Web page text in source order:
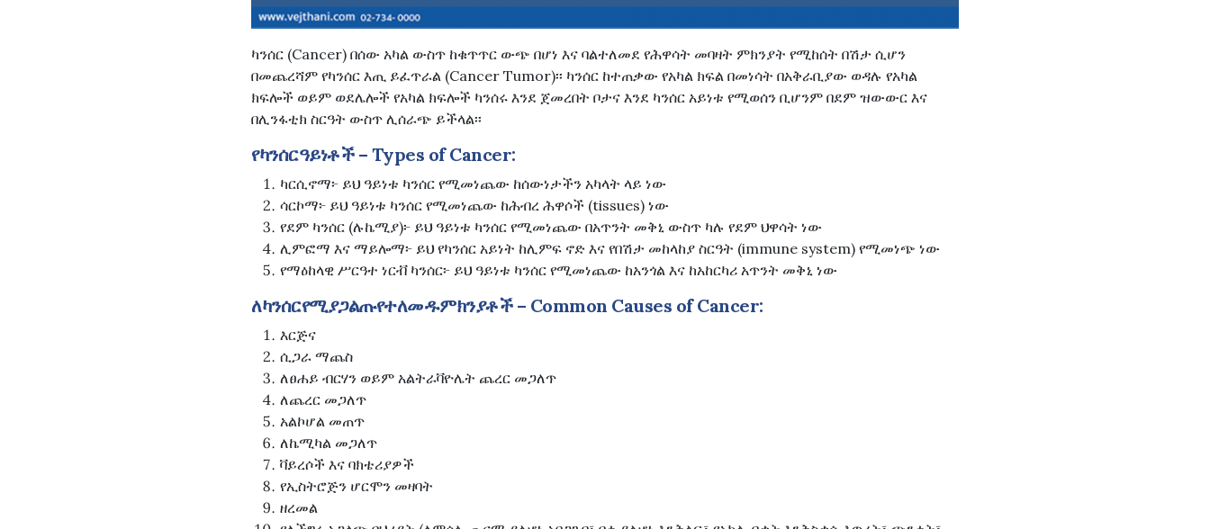
ካንሰር (Cancer) በሰው አካል ውስጥ ከቁጥጥር ውጭ በሆነ እና ባልተለመደ የሕዋሳት መባዛት ምክንያት የሚከሰት በሽታ ሲሆን
በመጨረሻም የካንሰር እጢ ይፈጥራል (Cancer Tumor)፡፡ ካንሰር ከተጠቃው የአካል ክፍል በመነሳት በአቅራቢያው ወዳሉ የአካል
ክፍሎች ወይም ወደሌሎች የአካል ክፍሎች ካንሰሩ እንደ ጀመረበት ቦታና እንደ ካንሰር አይነቱ የሚወሰን ቢሆንም በደም ዝውውር እና
በሊንፋቲክ ስርዓት ውስጥ ሊሰራጭ ይችላል፡፡
የካንሰርዓይነቶች – Types of Cancer:
ካርሲኖማ፦ ይህ ዓይነቱ ካንሰር የሚመነጨው ከሰውነታችን አካላት ላይ ነው
ሳርኮማ፦ ይህ ዓይነቱ ካንሰር የሚመነጨው ከሕብረ ሕዋሶች (tissues) ነው
የደም ካንሰር (ሉኬሚያ)፦ ይህ ዓይነቱ ካንሰር የሚመነጨው በአጥንት መቅኒ ውስጥ ካሉ የደም ህዋሳት ነው
ሊምፎማ እና ማይሎማ፦ ይህ የካንሰር አይነት ከሊምፍ ኖድ እና የበሽታ መከላከያ ስርዓት (immune system) የሚመነጭ ነው
የማዕከላዊ ሥርዓተ ነርቭ ካንሰር፦ ይህ ዓይነቱ ካንሰር የሚመነጨው ከአንጎል እና ከአከርካሪ አጥንት መቅኒ ነው
ለካንሰርየሚያጋልጡየተለመዱምክንያቶች – Common Causes of Cancer:
እርጅና
ሲጋራ ማጨስ
ለፀሐይ ብርሃን ወይም አልትራቫዮሌት ጨረር መጋለጥ
ለጨረር መጋለጥ
አልኮሆል መጠጥ
ለኬሚካል መጋለጥ
ቫይረሶች እና ባክቴሪያዎች
የኢስትሮጅን ሆርሞን መዛባት
ዘረመል